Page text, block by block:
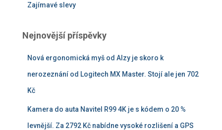
Zajímavé slevy
Nejnovější příspěvky
Nová ergonomická myš od Alzy je skoro k
nerozeznání od Logitech MX Master. Stojí ale jen 702
Kč
Kamera do auta Navitel R99 4K je s kódem o 20 %
levnější. Za 2792 Kč nabídne vysoké rozlišení a GPS